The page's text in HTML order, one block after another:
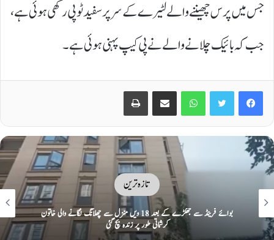
جس میں پرس چھیننے والے لٹیرے کے سر پر سفید ٹوپی رکھی ہوئی ہے،
جب کہ بائیک چلانے والے نے پی کیپ پہنی ہوئی ہے۔
Facebook
Twitter
WhatsApp
Share via Email
Print
تازہ ترین
بھارت: جنسی زیادتی کا شکار خاتون پنچایت میں تھوک چاٹنے پر مجبور